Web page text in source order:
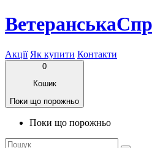
Акції Як купити Контакти
0
Кошик
Поки що порожньо
Поки що порожньо